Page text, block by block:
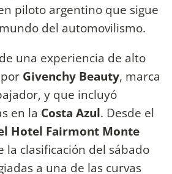
piloto argentino que sigue
del automovilismo.
una experiencia de alto
Givenchy Beauty, marca
y que incluyó
en la Costa Azul. Desde el
Hotel Fairmont Monte
la clasificación del sábado
a una de las curvas